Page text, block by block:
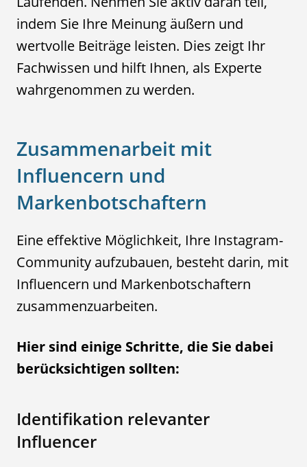
indem Sie Ihre Meinung äußern und
wertvolle Beiträge leisten. Dies zeigt Ihr
Fachwissen und hilft Ihnen, als Experte
wahrgenommen zu werden.
Zusammenarbeit mit
Influencern und
Markenbotschaftern
Eine effektive Möglichkeit, Ihre Instagram-
Community aufzubauen, besteht darin, mit
Influencern und Markenbotschaftern
zusammenzuarbeiten.
Hier sind einige Schritte, die Sie dabei
berücksichtigen sollten:
Identifikation relevanter
Influencer